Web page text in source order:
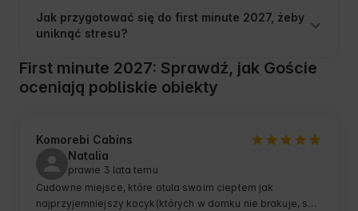
Jak przygotować się do first minute 2027, żeby
uniknąć stresu?
First minute 2027: Sprawdź, jak Goście
oceniają pobliskie obiekty
Komorebi Cabins
Natalia
prawie 3 lata temu
Cudowne miejsce, które otula swoim ciepłem jak
najprzyjemniejszy kocyk(których w domku nie brakuje, są